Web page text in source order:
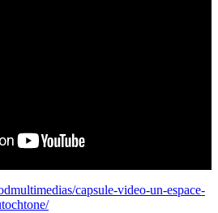
capsule-video-un-espace-